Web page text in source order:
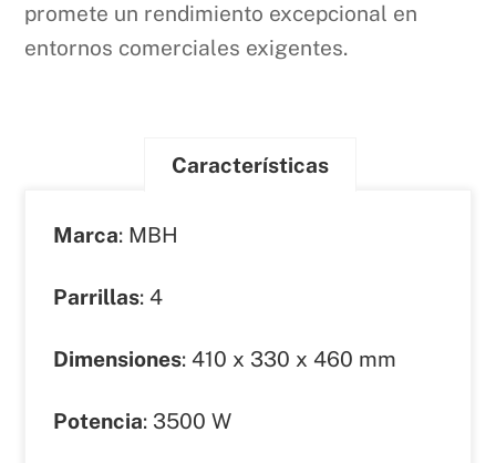
promete un rendimiento excepcional en
entornos comerciales exigentes.
Características
Marca: MBH
Parrillas: 4
Dimensiones: 410 x 330 x 460 mm
Potencia: 3500 W